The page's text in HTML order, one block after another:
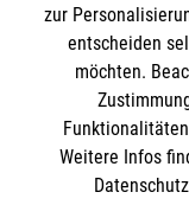
Zu den Inhalten
Leistungen der
Organisation
Zur Anmeldung:
Malteser
Flyer zum
zur
entscheiden
möchten.
Weitere Infos